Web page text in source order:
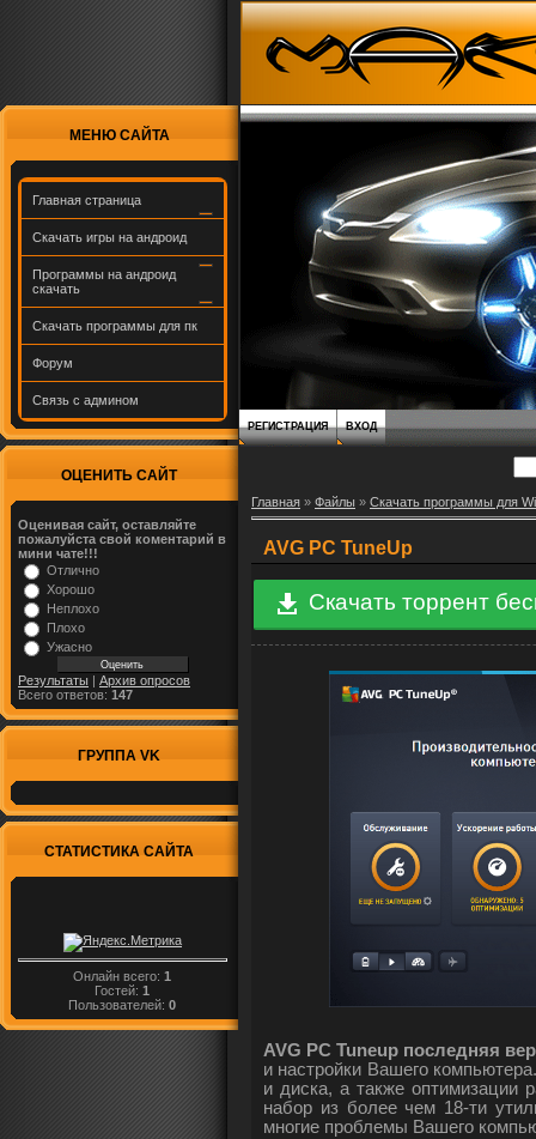
МЕНЮ САЙТА
Главная страница
Скачать игры на андроид
Программы на андроид
скачать
Скачать программы для пк
Форум
Связь с админом
ОЦЕНИТЬ САЙТ
Оценивая сайт, оставляйте
пожалуйста свой коментарий в
мини чате!!!
Отлично
Хорошо
Неплохо
Плохо
Ужасно
Результаты | Архив опросов
Всего ответов: 147
ГРУППА VK
СТАТИСТИКА САЙТА
Онлайн всего:1
Гостей:1
Пользователей:0
РЕГИСТРАЦИЯ ВХОД
Главная » Файлы » Скачать программы для
AVG PC TuneUp
Скачать торрент
AVG PC Tuneup последняя
и настройки Вашего
и диска, а также оптимизации
набор из более чем 18-ти
многие проблемы Вашего